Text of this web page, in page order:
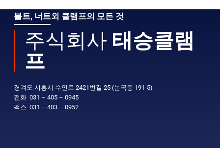
볼트, 너트외 클램프의 모든 것
주식회사 태승클램
프
경겨도 시흥시 수인로 2421번길 25 (논곡동 191-5)
전화 031 – 405 – 0945
팩스 031 – 403 – 0952